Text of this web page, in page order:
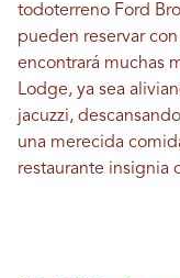
todoterreno Ford
pueden reservar
encontrará muchas
Lodge, ya sea
jacuzzi,
una merecida
restaurante insignia